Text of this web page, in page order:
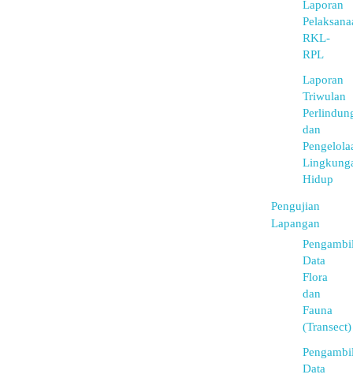
Laporan
RKL-
RPL
Laporan
Triwulan
dan
Hidup
Pengujian
Lapangan
Data
Flora
dan
Fauna
(Transect)
Data